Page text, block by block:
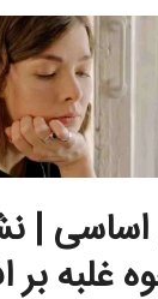
|
غلبه بر